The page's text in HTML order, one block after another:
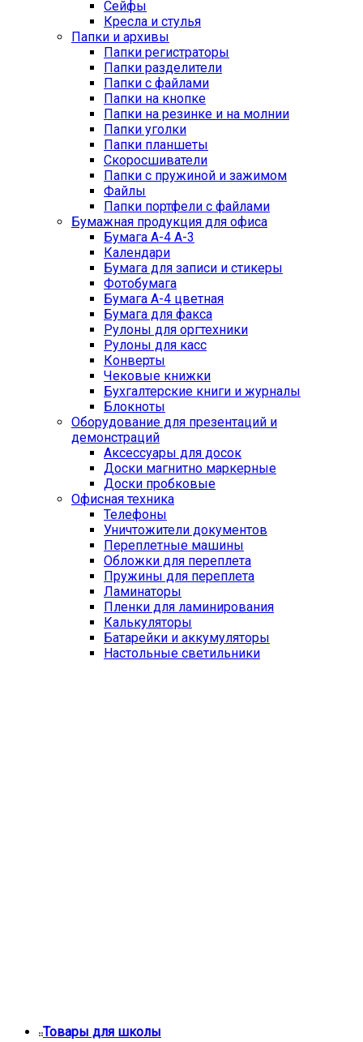
Сейфы
Кресла и стулья
Папки и архивы
Папки регистраторы
Папки разделители
Папки с файлами
Папки на кнопке
Папки на резинке и на молнии
Папки уголки
Папки планшеты
Скоросшиватели
Папки с пружиной и зажимом
Файлы
Папки портфели с файлами
Бумажная продукция для офиса
Бумага А-4 А-3
Календари
Бумага для записи и стикеры
Фотобумага
Бумага А-4 цветная
Бумага для факса
Рулоны для оргтехники
Рулоны для касс
Конверты
Чековые книжки
Бухгалтерские книги и журналы
Блокноты
Оборудование для презентаций и
демонстраций
Аксессуары для досок
Доски магнитно маркерные
Доски пробковые
Офисная техника
Телефоны
Уничтожители документов
Переплетные машины
Обложки для переплета
Пружины для переплета
Ламинаторы
Пленки для ламинирования
Калькуляторы
Батарейки и аккумуляторы
Настольные светильники
Товары для школы